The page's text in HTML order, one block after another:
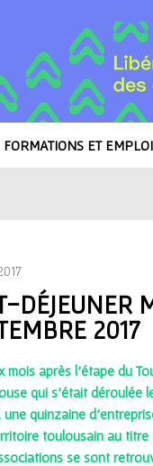
FORMATIONS ET
DÉJEUNER
2017
mois après l’étape du
qui s’était déroulée
une quinzaine
toulousain au titre
se sont